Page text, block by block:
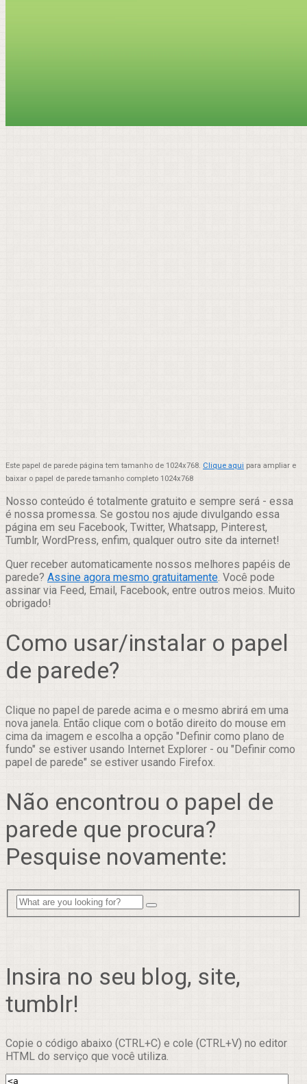
Este papel de parede página tem tamanho de 1024x768. Clique aqui para ampliar e
baixar o papel de parede tamanho completo 1024x768
Nosso conteúdo é totalmente gratuito e sempre será - essa
é nossa promessa. Se gostou nos ajude divulgando essa
página em seu Facebook, Twitter, Whatsapp, Pinterest,
Tumblr, WordPress, enfim, qualquer outro site da internet!
Quer receber automaticamente nossos melhores papéis de
parede? Assine agora mesmo gratuitamente. Você pode
assinar via Feed, Email, Facebook, entre outros meios. Muito
obrigado!
Como usar/instalar o papel
de parede?
Clique no papel de parede acima e o mesmo abrirá em uma
nova janela. Então clique com o botão direito do mouse em
cima da imagem e escolha a opção "Definir como plano de
fundo" se estiver usando Internet Explorer - ou "Definir como
papel de parede" se estiver usando Firefox.
Não encontrou o papel de
parede que procura?
Pesquise novamente:
Insira no seu blog, site,
tumblr!
Copie o código abaixo (CTRL+C) e cole (CTRL+V) no editor
HTML do serviço que você utiliza.